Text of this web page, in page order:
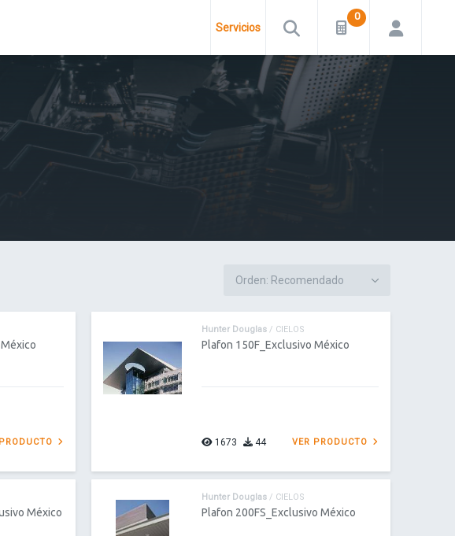
Servicios
Hunter Douglas / CIELOS
Plafon 150F_Exclusivo México
1673 44 VER PRODUCTO
México
Hunter Douglas / CIELOS
Plafon 200FS_Exclusivo México